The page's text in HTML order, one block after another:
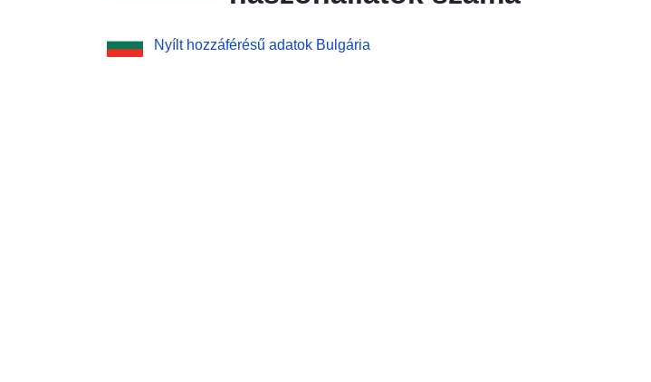
Nyílt hozzáférésű adatok Bulgária